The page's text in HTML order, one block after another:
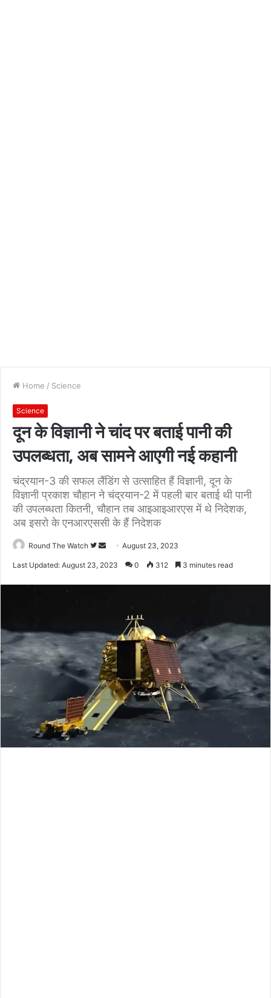
Home / Science
Science
दून के विज्ञानी ने चांद पर बताई पानी की
उपलब्धता, अब सामने आएगी नई कहानी
चंद्रयान-3 की सफल लैंडिंग से उत्साहित हैं विज्ञानी, दून के
विज्ञानी प्रकाश चौहान ने चंद्रयान-2 में पहली बार बताई थी पानी
की उपलब्धता कितनी, चौहान तब आइआइआरएस में थे निदेशक,
अब इसरो के एनआरएससी के हैं निदेशक
Round The Watch
Follow
SendAugust 23, 2023
Last Updated: August 23, 2023 0 312 3 minutes read